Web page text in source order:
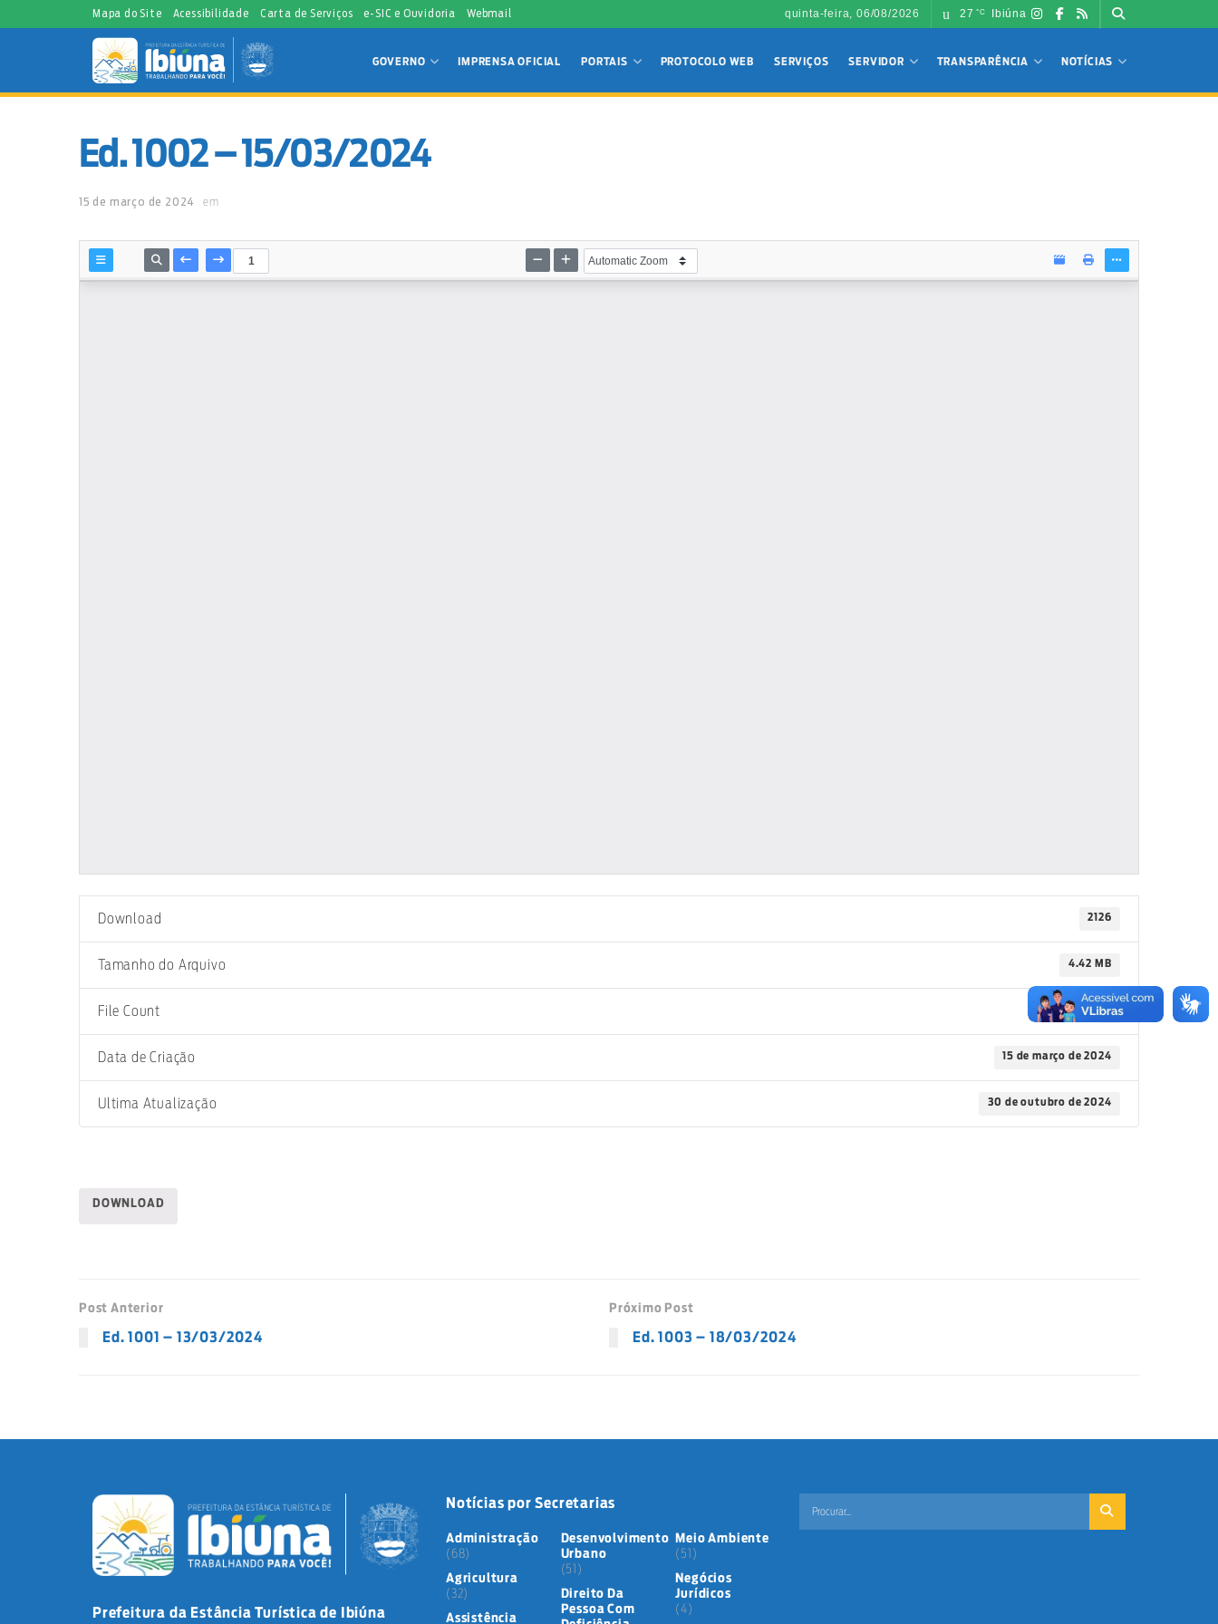
Mapa do Site Acessibilidade Carta de Serviços e-SIC e Ouvidoria Webmail quinta-feira, 06/08/2026 27 °C Ibiúna
GOVERNO IMPRENSA OFICIAL PORTAIS PROTOCOLO WEB SERVIÇOS SERVIDOR TRANSPARÊNCIA NOTÍCIAS
Ed. 1002 – 15/03/2024
15 de março de 2024 em
Download 2126
Tamanho do Arquivo 4.42 MB
File Count 1
Data de Criação 15 de março de 2024
Ultima Atualização 30 de outubro de 2024
DOWNLOAD
Post Anterior
Ed. 1001 – 13/03/2024
Próximo Post
Ed. 1003 – 18/03/2024
Prefeitura da Estância Turística de Ibiúna
Notícias por Secretarias
Administração
(68)
Agricultura
(32)
Assistência
Desenvolvimento
Urbano
(51)
Direito Da
Pessoa Com
Meio Ambiente
(51)
Negócios
Jurídicos
(4)